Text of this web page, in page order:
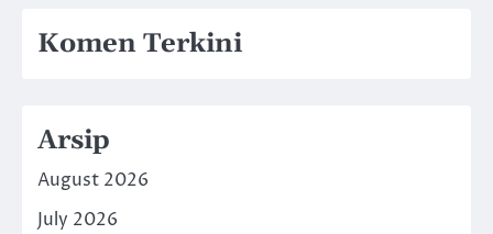
Komen Terkini
Arsip
August 2026
July 2026